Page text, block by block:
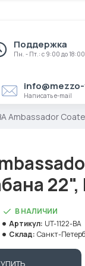
Поддержка
Пн. - Пт.: с 9:00 до 18:00
Написать e-mail
Ambassador
22",
В НАЛИЧИИ
Артикул: UT-1122-BA
Склад: Санкт-